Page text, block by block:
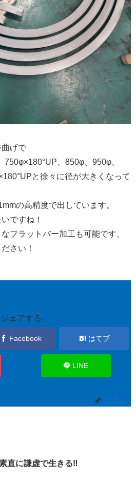
げで
750φ×180°UP、850φ、950φ、
と徐々に径が大きくなって
の高精度で出しています。
ですね！
フラットバー加工も可能です。
さい！
シェアする
Facebook はてブ
LINE
管理者
直に謙虚で生きる‼️